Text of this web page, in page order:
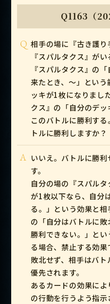
Q1163（
Q 相手の場に『古き護
『スパルタクス』が
『スパルタクス』の
来たとき、～」とい
ッキが1枚になりまし
クス』の「自分のデ
このバトルに勝利す
トルに勝利しますか？
A いいえ。バトルに勝
す。
自分の場の『スパル
が1枚以下なら、自分
る。」という効果と相
の「自分はバトルに
勝利できない。」と
る場合、禁止する効
敗北せず、相手はバ
優先されます。
あるカードの効果に
の行動を行うよう指